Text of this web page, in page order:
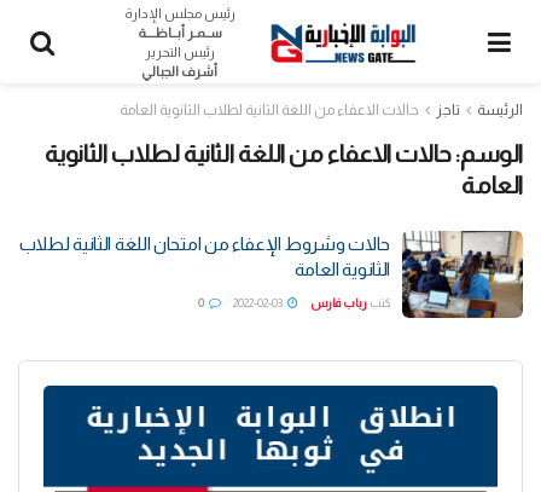
رئيس مجلس الإدارة
ســمـر أبــاظــــة
رئيس التحرير
أشرف الجبالي
الرئيسة تاجز حالات الاعفاء من اللغة الثانية لطلاب الثانوية العامة
الوسم:حالات الاعفاء من اللغة الثانية لطلاب الثانوية
العامة
حالات وشروط الإعفاء من امتحان اللغة الثانية لطلاب
الثانوية العامة
كتب رباب فارس 0